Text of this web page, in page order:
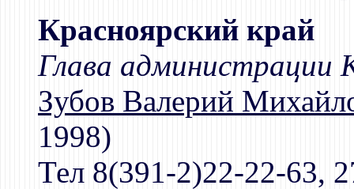
Красноярский край
Глава администрации
Зубов Валерий
1998)
Тел 8(391-2)22-22-63,